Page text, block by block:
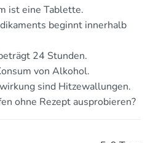
ist eine Tablette.
beginnt innerhalb
24 Stunden.
von Alkohol.
sind Hitzewallungen.
ohne Rezept ausprobieren?